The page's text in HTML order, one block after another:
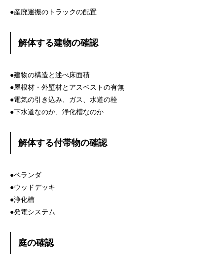
●産廃運搬のトラックの配置
解体する建物の確認
●建物の構造と述べ床面積
●屋根材・外壁材とアスベストの有無
●電気の引き込み、ガス、水道の栓
●下水道なのか、浄化槽なのか
解体する付帯物の確認
●ベランダ
●ウッドデッキ
●浄化槽
●発電システム
庭の確認